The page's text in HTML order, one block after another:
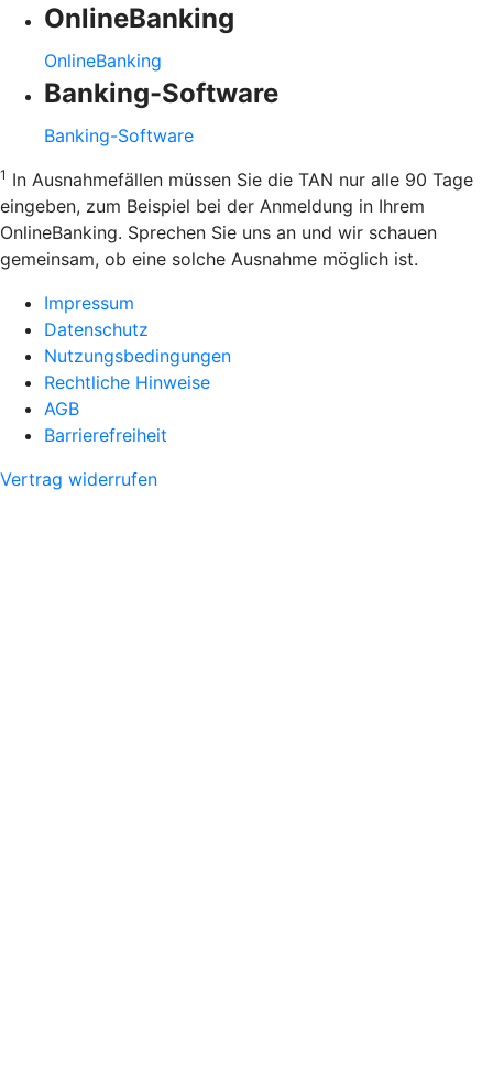
OnlineBanking
OnlineBanking
Banking-Software
Banking-Software
1 In Ausnahmefällen müssen Sie die TAN nur alle 90 Tage
eingeben, zum Beispiel bei der Anmeldung in Ihrem
OnlineBanking. Sprechen Sie uns an und wir schauen
gemeinsam, ob eine solche Ausnahme möglich ist.
Impressum
Datenschutz
Nutzungsbedingungen
Rechtliche Hinweise
AGB
Barrierefreiheit
Vertrag widerrufen